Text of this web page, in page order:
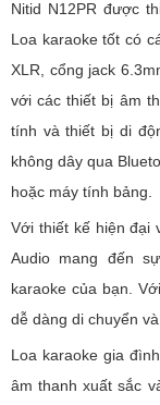
Nitid N12PR được
Loa karaoke tốt có
XLR, cổng jack
với các thiết bị âm
tính và thiết bị di
không dây qua
hoặc máy tính bảng.
Với thiết kế hiện đại
Audio mang đến
karaoke của bạn.
dễ dàng di chuyển
Loa karaoke gia
âm thanh xuất sắc